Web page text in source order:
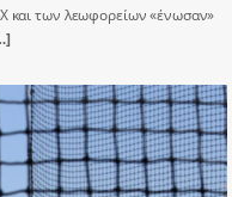
και των λεωφορείων «ένωσαν»